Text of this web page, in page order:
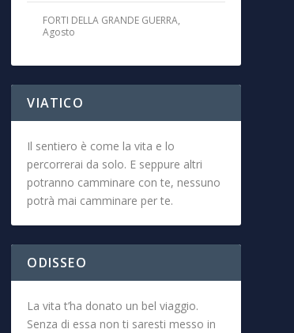
FORTI DELLA GRANDE GUERRA,
Agosto
VIATICO
Il sentiero è come la vita e lo
percorrerai da solo. E seppure altri
potranno camminare con te, nessuno
potrà mai camminare per te.
ODISSEO
La vita t’ha donato un bel viaggio.
Senza di essa non ti saresti messo in